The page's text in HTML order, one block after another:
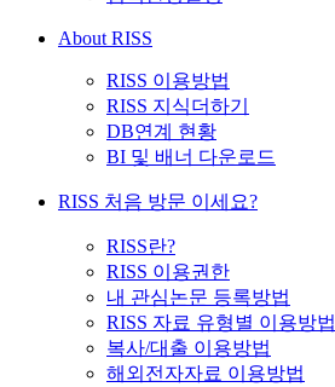
About RISS
RISS 이용방법
RISS 지식더하기
DB연계 현황
BI 및 배너 다운로드
RISS 처음 방문 이세요?
RISS란?
RISS 이용권한
내 관심논문 등록방법
RISS 자료 유형별 이용방법
복사/대출 이용방법
해외전자자료 이용방법